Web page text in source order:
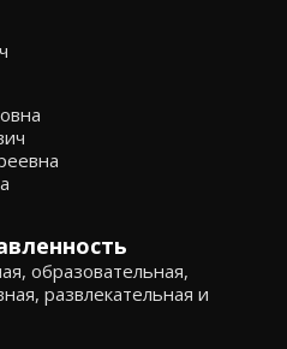
образовательная,
развлекательная и